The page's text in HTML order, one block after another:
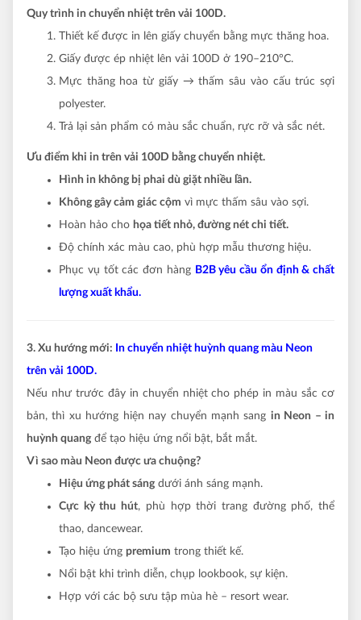
Quy trình in chuyển nhiệt trên vải 100D.
Thiết kế được in lên giấy chuyển bằng mực thăng hoa.
Giấy được ép nhiệt lên vải 100D ở 190–210°C.
Mực thăng hoa từ giấy → thấm sâu vào cấu trúc sợi
polyester.
Trả lại sản phẩm có màu sắc chuẩn, rực rỡ và sắc nét.
Ưu điểm khi in trên vải 100D bằng chuyển nhiệt.
Hình in không bị phai dù giặt nhiều lần.
Không gây cảm giác cộm vì mực thấm sâu vào sợi.
Hoàn hảo cho họa tiết nhỏ, đường nét chi tiết.
Độ chính xác màu cao, phù hợp mẫu thương hiệu.
Phục vụ tốt các đơn hàng B2B yêu cầu ổn định & chất
lượng xuất khẩu.
3. Xu hướng mới: In chuyển nhiệt huỳnh quang màu Neon
trên vải 100D.
Nếu như trước đây in chuyển nhiệt cho phép in màu sắc cơ
bản, thì xu hướng hiện nay chuyển mạnh sang in Neon – in
huỳnh quang để tạo hiệu ứng nổi bật, bắt mắt.
Vì sao màu Neon được ưa chuộng?
Hiệu ứng phát sáng dưới ánh sáng mạnh.
Cực kỳ thu hút, phù hợp thời trang đường phố, thể
thao, dancewear.
Tạo hiệu ứng premium trong thiết kế.
Nổi bật khi trình diễn, chụp lookbook, sự kiện.
Hợp với các bộ sưu tập mùa hè – resort wear.